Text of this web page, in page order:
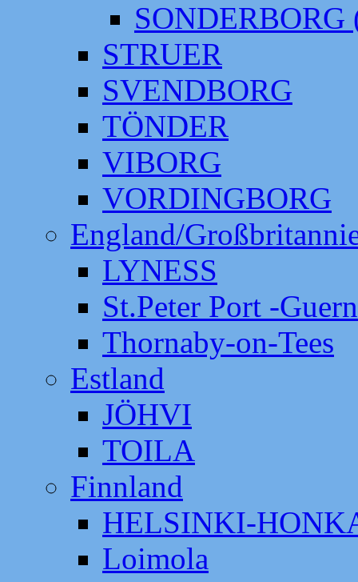
SONDERBORG
STRUER
SVENDBORG
TÖNDER
VIBORG
VORDINGBORG
England/
LYNESS
St.Peter Port -
Thornaby-on-Tees
Estland
JÖHVI
TOILA
Finnland
HELSINKI-
Loimola